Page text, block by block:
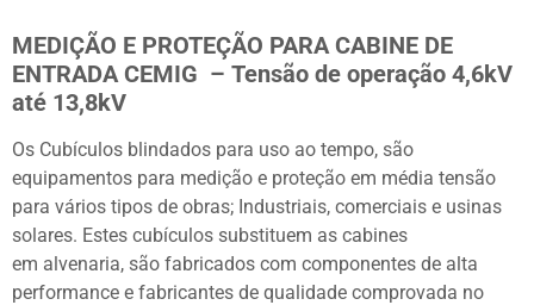
MEDIÇÃO E PROTEÇÃO PARA CABINE DE
ENTRADA CEMIG – Tensão de operação 4,6kV
até 13,8kV
Os Cubículos blindados para uso ao tempo, são
equipamentos para medição e proteção em média tensão
para vários tipos de obras; Industriais, comerciais e usinas
solares. Estes cubículos substituem as cabines
em alvenaria, são fabricados com componentes de alta
performance e fabricantes de qualidade comprovada no